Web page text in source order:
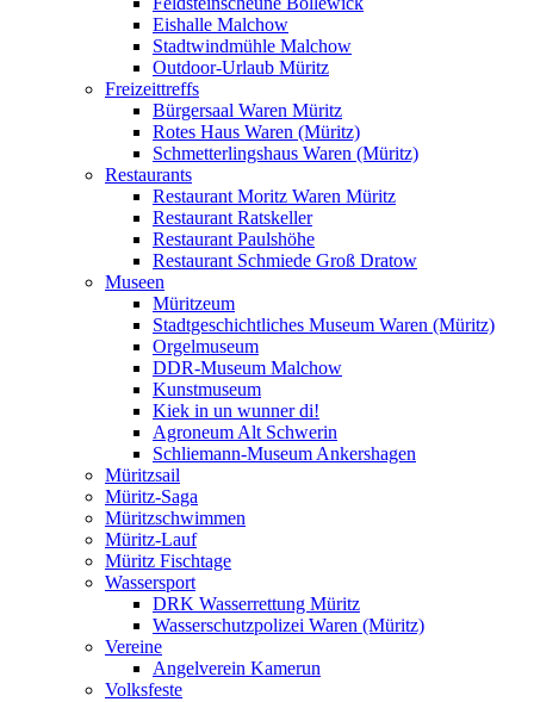
Eishalle Malchow
Stadtwindmühle Malchow
Outdoor-Urlaub Müritz
Freizeittreffs
Bürgersaal Waren Müritz
Rotes Haus Waren (Müritz)
Schmetterlingshaus Waren (Müritz)
Restaurants
Restaurant Moritz Waren Müritz
Restaurant Ratskeller
Restaurant Paulshöhe
Restaurant Schmiede Groß Dratow
Museen
Müritzeum
Stadtgeschichtliches Museum Waren (Müritz)
Orgelmuseum
DDR-Museum Malchow
Kunstmuseum
Kiek in un wunner di!
Agroneum Alt Schwerin
Schliemann-Museum Ankershagen
Müritzsail
Müritz-Saga
Müritzschwimmen
Müritz-Lauf
Müritz Fischtage
Wassersport
DRK Wasserrettung Müritz
Wasserschutzpolizei Waren (Müritz)
Vereine
Angelverein Kamerun
Volksfeste